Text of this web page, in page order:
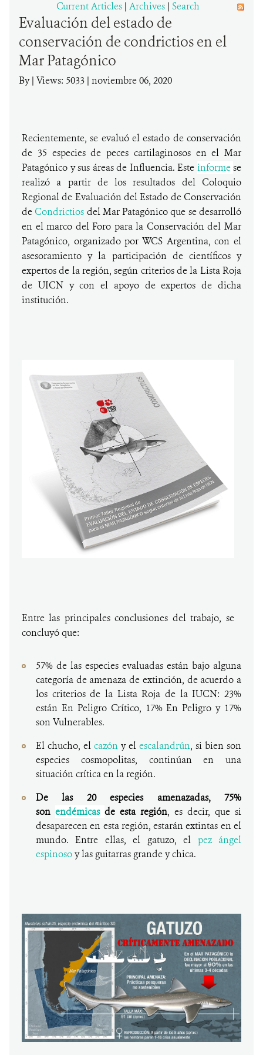
Current Articles | Archives | Search
Evaluación del estado de
conservación de condrictios en el
Mar Patagónico
By| Views: 5033 | noviembre 06, 2020
Recientemente, se evaluó el estado de conservación
de 35 especies de peces cartilaginosos en el Mar
Patagónico y sus áreas de Influencia. Este informese
realizó a partir de los resultados del Coloquio
Regional de Evaluación del Estado de Conservación
de Condrictios del Mar Patagónico que se desarrolló
en el marco del Foro para la Conservación del Mar
Patagónico, organizado por WCS Argentina, con el
asesoramiento y la participación de científicos y
expertos de la región, según criterios de la Lista Roja
de UICN y con el apoyo de expertos de dicha
institución.
Entre las principales conclusiones del trabajo, se
concluyó que:
57% de las especies evaluadas están bajo alguna
categoría de amenaza de extinción, de acuerdo a
los criterios de la Lista Roja de la IUCN: 23%
están En Peligro Crítico, 17% En Peligro y 17%
son Vulnerables.
El chucho, el cazón y el escalandrún, si bien son
especies cosmopolitas, continúan en una
situación crítica en la región.
De las 20 especies amenazadas, 75%
son endémicas de esta región, es decir, que si
desaparecen en esta región, estarán extintas en el
mundo. Entre ellas, el gatuzo, el pez ángel
espinosoy las guitarras grande y chica.